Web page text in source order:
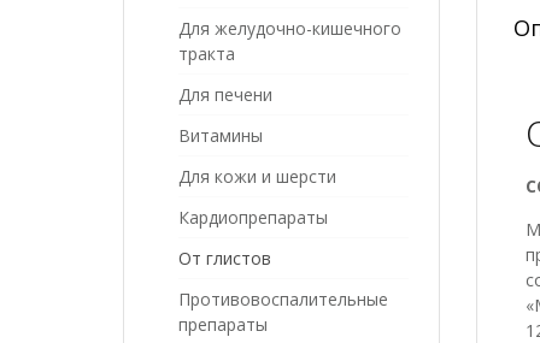
Для желудочно-кишечного
тракта
Для печени
Витамины
Для кожи и шерсти
Кардиопрепараты
От глистов
Противовоспалительные
препараты